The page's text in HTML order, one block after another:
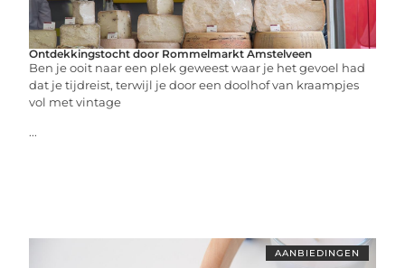
Ontdekkingstocht door Rommelmarkt Amstelveen
Ben je ooit naar een plek geweest waar je het gevoel had
dat je tijdreist, terwijl je door een doolhof van kraampjes
vol met vintage
...
AANBIEDINGEN